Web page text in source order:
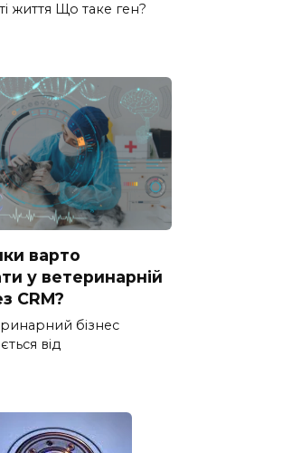
життя Що таке ген?
варто
у ветеринарній
CRM?
бізнес
від